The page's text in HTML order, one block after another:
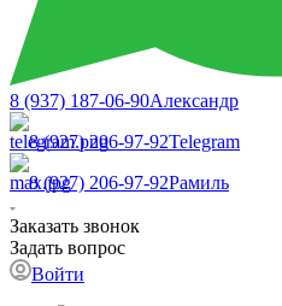
8 (937) 187-06-90Александр
8 (927) 206-97-92Telegram
8 (927) 206-97-92Рамиль
Заказать звонок
Задать вопрос
Войти